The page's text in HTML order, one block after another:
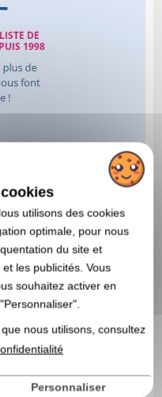
utilisons des cookies
optimale, pour nous
du site et
les publicités. Vous
souhaitez activer en
nous utilisons, consultez
Personnaliser